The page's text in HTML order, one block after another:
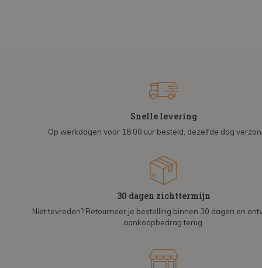
Snelle levering
Op werkdagen voor 18:00 uur besteld, dezelfde dag
30 dagen zichttermijn
Niet tevreden? Retourneer je bestelling binnen 30 dagen en
aankoopbedrag terug.